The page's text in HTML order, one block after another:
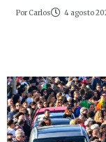
Por Carlos 4 agosto